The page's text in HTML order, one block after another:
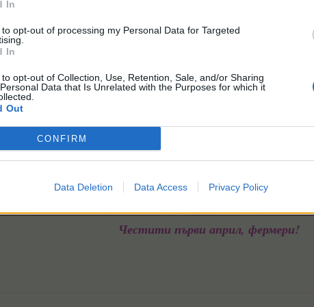
In
to opt-out of processing my Personal Data for Targeted
In
to opt-out of Collection, Use, Retention, Sale, and/or Sharing
Data that Is Unrelated with the Purposes for which it
Out
CONFIRM
Data Deletion Data Access Privacy Policy
Честити първи април, фермери!